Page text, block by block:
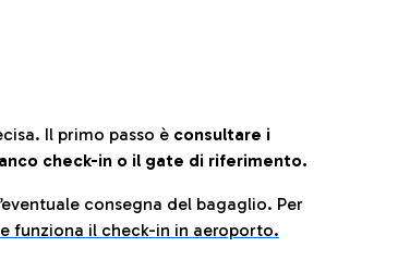
Il primo passo è consultare i
check-in o il gate di riferimento.
consegna del bagaglio. Per
funziona il check-in in aeroporto.